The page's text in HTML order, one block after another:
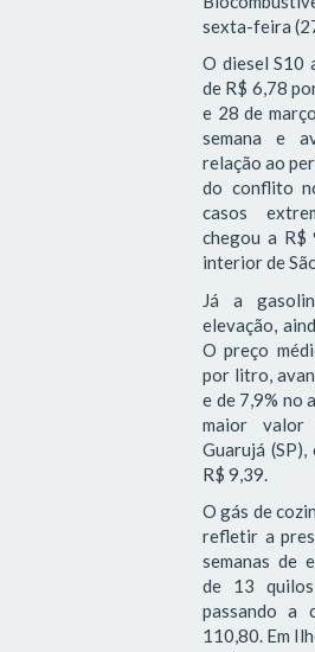
sexta-feira
O diesel S10
de R$ 6,78
e 28 de
semana e
relação ao
do conflito
casos
chegou a R$
interior de
Já a
elevação,
O preço
por litro,
e de 7,9% no
maior
Guarujá
R$ 9,39.
O gás de
refletir a
semanas de
de 13
passando a
110,80. Em